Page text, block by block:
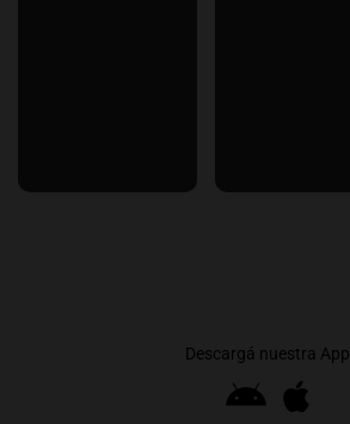
Descargá nuestra App